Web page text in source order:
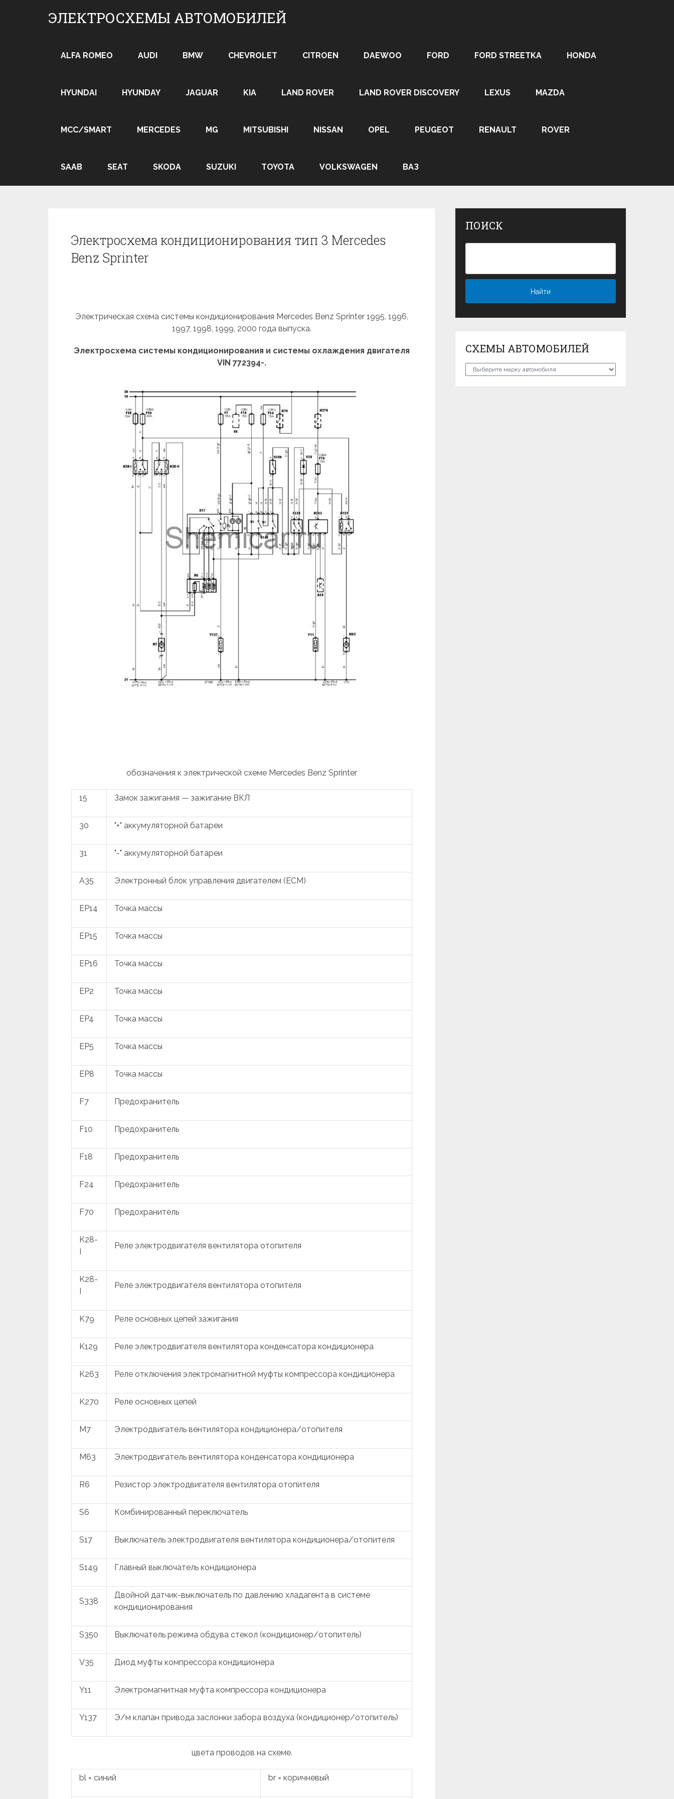
ЭЛЕКТРОСХЕМЫ АВТОМОБИЛЕЙ
ALFA ROMEO AUDI BMW CHEVROLET CITROEN DAEWOO FORD FORD STREETKA HONDA
HYUNDAI HYUNDAY JAGUAR KIA LAND ROVER LAND ROVER DISCOVERY LEXUS MAZDA
MCC/SMART MERCEDES MG MITSUBISHI NISSAN OPEL PEUGEOT RENAULT ROVER
SAAB SEAT SKODA SUZUKI TOYOTA VOLKSWAGEN ВАЗ
Электросхема кондиционирования тип 3 Mercedes
Benz Sprinter
Электрическая схема системы кондиционирования Mercedes Benz Sprinter 1995, 1996,
1997, 1998, 1999, 2000 года выпуска.
Электросхема системы кондиционирования и системы охлаждения двигателя
VIN 772394-.
обозначения к электрической схеме Mercedes Benz Sprinter
15 Замок зажигания — зажигание ВКЛ
30 "+" аккумуляторной батареи
31 "-" аккумуляторной батареи
A35 Электронный блок управления двигателем (ECM)
EP14 Точка массы
EP15 Точка массы
EP16 Точка массы
EP2 Точка массы
EP4 Точка массы
EP5 Точка массы
EP8 Точка массы
F7 Предохранитель
F10 Предохранитель
F18 Предохранитель
F24 Предохранитель
F70 Предохранитель
K28-
I
Реле электродвигателя вентилятора отопителя
K28-
I
Реле электродвигателя вентилятора отопителя
K79 Реле основных цепей зажигания
K129 Реле электродвигателя вентилятора конденсатора кондиционера
K263 Реле отключения электромагнитной муфты компрессора кондиционера
K270 Реле основных цепей
M7 Электродвигатель вентилятора кондиционера/отопителя
M63 Электродвигатель вентилятора конденсатора кондиционера
R6 Резистор электродвигателя вентилятора отопителя
S6 Комбинированный переключатель
S17 Выключатель электродвигателя вентилятора кондиционера/отопителя
S149 Главный выключатель кондиционера
S338
Двойной датчик-выключатель по давлению хладагента в системе
кондиционирования
S350 Выключатель режима обдува стекол (кондиционер/отопитель)
V35 Диод муфты компрессора кондиционера
Y11 Электромагнитная муфта компрессора кондиционера
Y137 Э/м клапан привода заслонки забора воздуха (кондиционер/отопитель)
цвета проводов на схеме.
bl = синий br = коричневый
ПОИСК
СХЕМЫ АВТОМОБИЛЕЙ
Схемы